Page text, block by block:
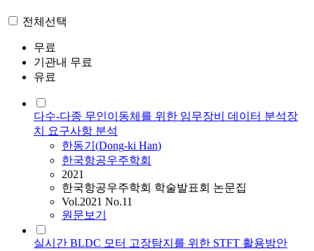
전체선택
무료
기관내 무료
유료
다수-다종 무인이동체를 위한 임무장비 데이터 분석장
치 요구사항 분석
한동기 (Dong-ki Han)
한국항공우주학회
2021
한국항공우주학회 학술발표회 논문집
Vol.2021 No.11
원문보기
실시간 BLDC 모터 고장탐지를 위한 STFT 활용방안